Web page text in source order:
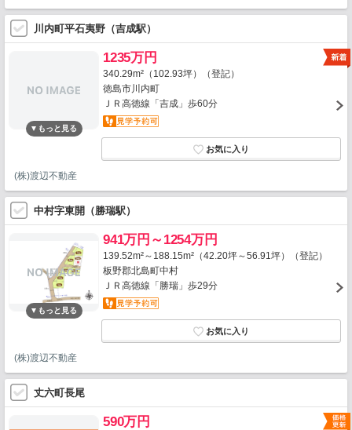
川内町平石夷野（吉成駅）
1235万円
340.29m²（102.93坪）（登記）
徳島市川内町
ＪＲ高徳線「吉成」歩60分
(株)渡辺不動産
中村字東開（勝瑞駅）
941万円～1254万円
139.52m²～188.15m²（42.20坪～56.91坪）（登記）
板野郡北島町中村
ＪＲ高徳線「勝瑞」歩29分
(株)渡辺不動産
丈六町長尾
590万円